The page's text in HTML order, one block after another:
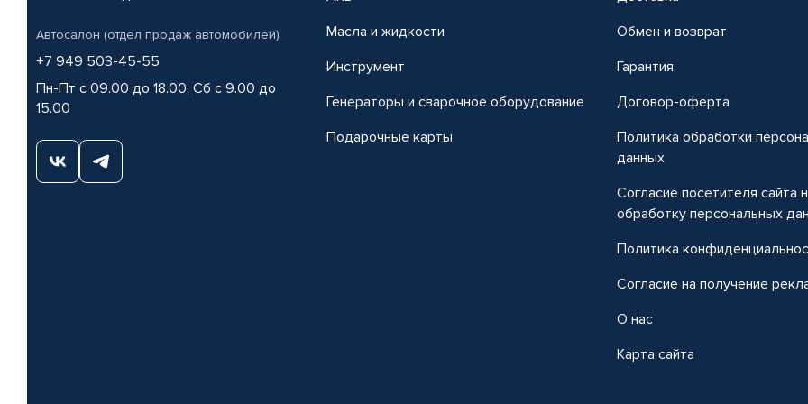
Автосалон (отдел продаж автомобилей)
+7 949 503-45-55
Пн-Пт с 09.00 до 18.00, Сб с 9.00 до
15.00
Масла и жидкости
Инструмент
Генераторы и сварочное оборудование
Подарочные карты
Обмен и возврат
Гарантия
Договор-оферта
Политика обработки
данных
Согласие посетителя сайта
обработку персональных
Политика
Согласие на получение
О нас
Карта сайта